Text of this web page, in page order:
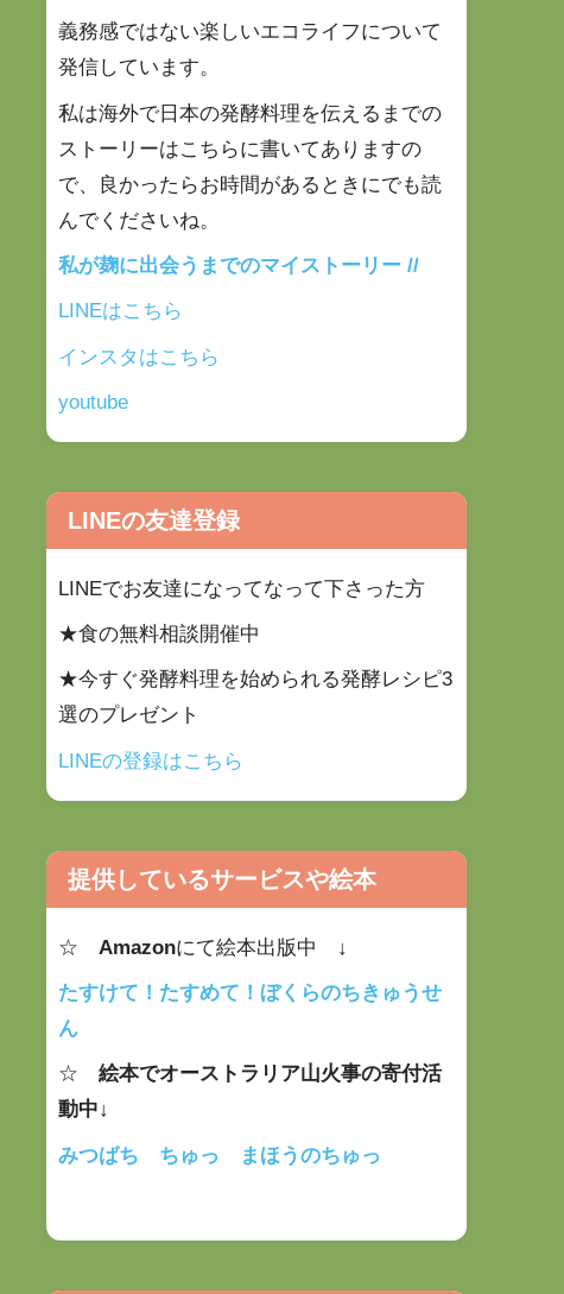
義務感ではない楽しいエコライフについて
発信しています。
私は海外で日本の発酵料理を伝えるまでの
ストーリーはこちらに書いてありますの
で、良かったらお時間があるときにでも読
んでくださいね。
私が麹に出会うまでのマイストーリー //
LINEはこちら
インスタはこちら
youtube
LINEの友達登録
LINEでお友達になってなって下さった方
★食の無料相談開催中
★今すぐ発酵料理を始められる発酵レシピ3
選のプレゼント
LINEの登録はこちら
提供しているサービスや絵本
☆ Amazonにて絵本出版中 ↓
たすけて！たすめて！ぼくらのちきゅうせ
ん
☆ 絵本でオーストラリア山火事の寄付活
動中↓
みつばち ちゅっ まほうのちゅっ